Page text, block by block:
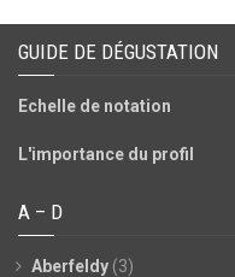
GUIDE DE DÉGUSTATION
Echelle de notation
L'importance du profil
A – D
Aberfeldy (3)